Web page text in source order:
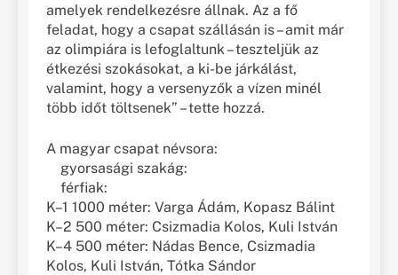
amelyek rendelkezésre állnak. Az a fő
feladat, hogy a csapat szállásán is – amit már
az olimpiára is lefoglaltunk – teszteljük az
étkezési szokásokat, a ki-be járkálást,
valamint, hogy a versenyzők a vízen minél
több időt töltsenek” – tette hozzá.
A magyar csapat névsora:
gyorsasági szakág:
férfiak:
K–1 1000 méter: Varga Ádám, Kopasz Bálint
K–2 500 méter: Csizmadia Kolos, Kuli István
K–4 500 méter: Nádas Bence, Csizmadia
Kolos, Kuli István, Tótka Sándor